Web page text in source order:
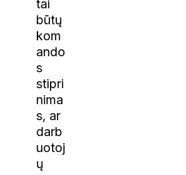
tai
būtų
kom
ando
s
stipri
nima
s, ar
darb
uotoj
ų